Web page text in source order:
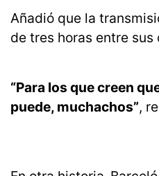
Añadió que la
de tres horas entre
“Para los que creen
puede, muchachos”,